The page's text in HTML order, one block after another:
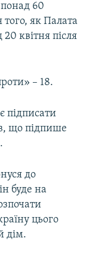
60
того, як Палата
квітня після
– 18.
підписати
що підпише
до
буде на
цього
дім.